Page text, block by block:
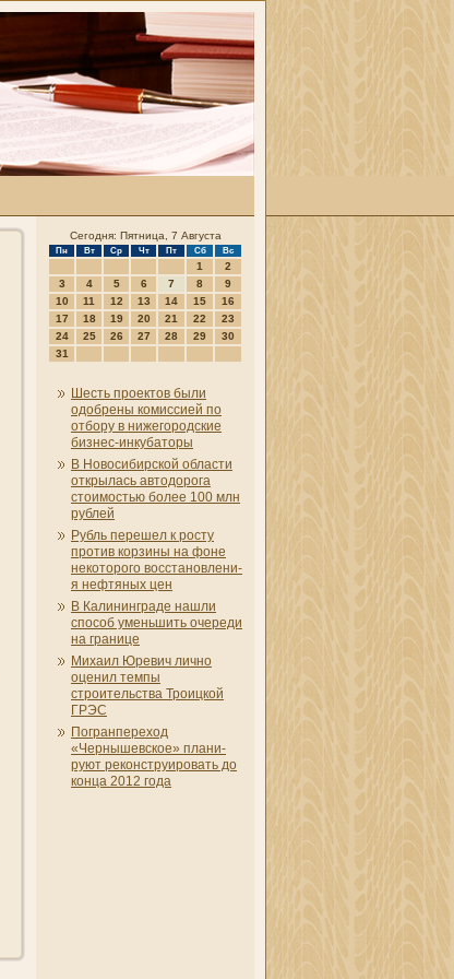
Сегодня: Пятница, 7 Августа
Пн Вт Ср Чт Пт Сб Вс
1
2
3
4 5 6 7 8
9
10
11 12 13 14 15
16
17
18 19 20 21 22
23
24
25 26 27 28 29
30
31
Шесть проектов были
одобрены комиссией по
отбору в ни­жегородские
бизнес-инкубаторы
В Новосибирской области
открылась автодорога
стоимостью более 100 млн
рублей
Рубль перешел к росту
против корзины на фоне
некоторого восстановлени­
я нефтяных цен
В Калини­нграде нашли
способ уменьшить очереди
на грани­це
Михаил Юревич лично
оцени­л темпы
строительства Троицкой
ГРЭС
Погранпереход
«Чернышевское» плани­
руют реконструировать до
конца 2012 года